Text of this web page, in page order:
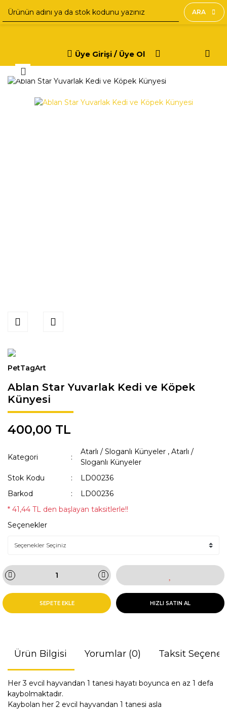
ARA
Üye Girişi / Üye Ol
PetTagArt
Ablan Star Yuvarlak Kedi ve Köpek
Künyesi
400,00 TL
Kategori
Atarlı / Sloganlı Künyeler ,Atarlı /
Sloganlı Künyeler
Stok Kodu
LD00236
Barkod
LD00236
* 41,44 TL den başlayan taksitlerle!!
Seçenekler
SEPETE EKLE HIZLI SATIN AL
Ürün Bilgisi Yorumlar (0) Taksit
Her 3 evcil hayvandan 1 tanesi hayatı boyunca en az 1 defa
kaybolmaktadır.
Kaybolan her 2 evcil hayvandan 1 tanesi asla